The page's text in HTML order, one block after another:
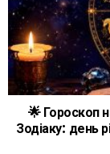
🌟 Гороскоп
Зодіаку: день